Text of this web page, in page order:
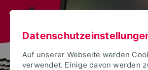
Auf unserer Webseite werden
verwendet. Einige davon werden